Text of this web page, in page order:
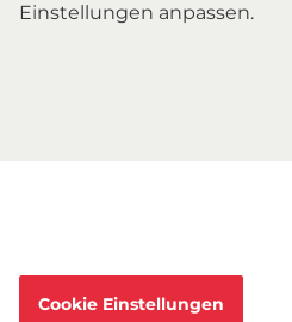
Einstellungen anpassen.
Cookie Einstellungen